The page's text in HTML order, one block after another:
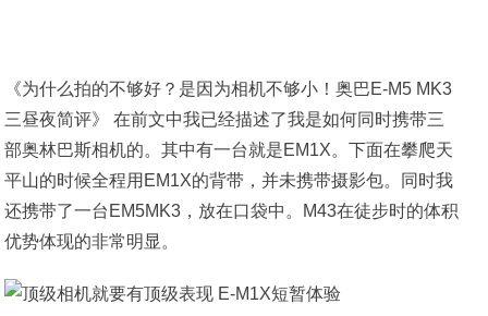
《为什么拍的不够好？是因为相机不够小！奥巴E-M5 MK3
三昼夜简评》 在前文中我已经描述了我是如何同时携带三
部奥林巴斯相机的。其中有一台就是EM1X。下面在攀爬天
平山的时候全程用EM1X的背带，并未携带摄影包。同时我
还携带了一台EM5MK3，放在口袋中。M43在徒步时的体积
优势体现的非常明显。